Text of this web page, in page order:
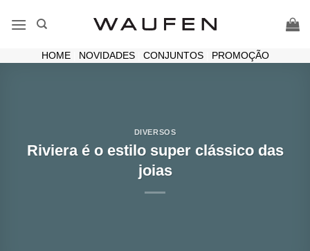
HOME| NOVIDADES| CONJUNTOS| PROMOÇÃO
DIVERSOS
Riviera é o estilo super clássico das
joias